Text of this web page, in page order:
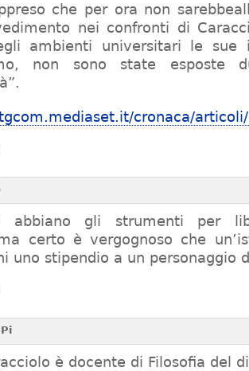
che per ora non
nei confronti di
ambienti universitari le sue
non sono state esposte
cronaca/
abbiano gli strumenti per
certo è vergognoso che
uno stipendio a un personaggio
è docente di Filosofia del